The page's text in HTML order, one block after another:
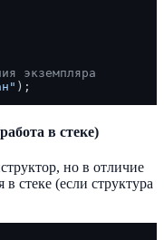
экземпляра
в стеке)
но в отличие
стеке (если структура